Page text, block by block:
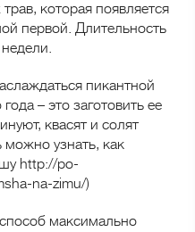
которая появляется
первой. Длительность
пикантной
– это заготовить ее
квасят и солят
можно узнать, как
http://po-
na-zimu/)
максимально